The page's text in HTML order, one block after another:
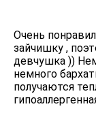
Очень
зайчишку ,
девчушка ))
немного
получаются